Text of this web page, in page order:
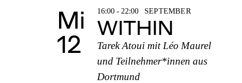
Mi
12
16:00 - 22:00 SEPTEMBER
WITHIN
Tarek Atoui mit Léo Maurel
und Teilnehmer*innen aus
Dortmund